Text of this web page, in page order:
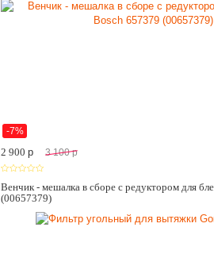
-7%
2 900p 3 100 p
Венчик - мешалка в сборе с редуктором для
(00657379)